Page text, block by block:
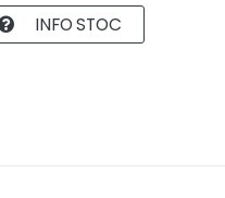
INFO STOC